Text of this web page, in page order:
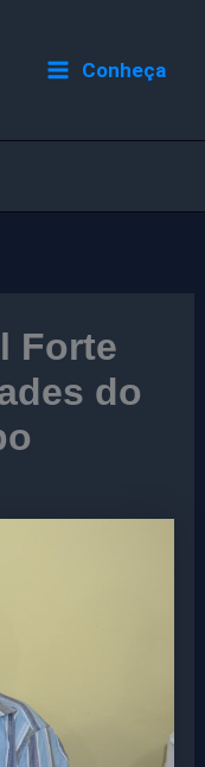
Conheça
Forte
do